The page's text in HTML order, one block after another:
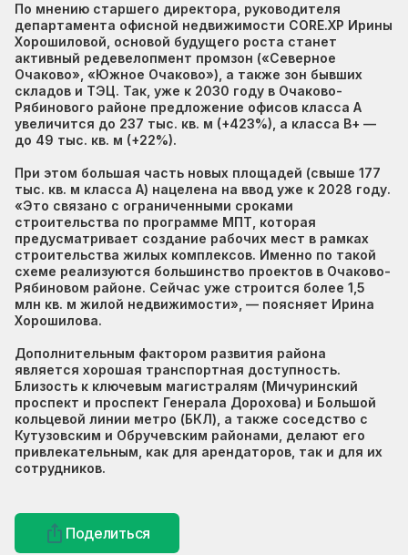
По мнению старшего директора, руководителя
департамента офисной недвижимости CORE.XP Ирины
Хорошиловой, основой будущего роста станет
активный редевелопмент промзон («Северное
Очаково», «Южное Очаково»), а также зон бывших
складов и ТЭЦ. Так, уже к 2030 году в Очаково-
Рябинового районе предложение офисов класса А
увеличится до 237 тыс. кв. м (+423%), а класса В+ —
до 49 тыс. кв. м (+22%).
При этом большая часть новых площадей (свыше 177
тыс. кв. м класса А) нацелена на ввод уже к 2028 году.
«Это связано с ограниченными сроками
строительства по программе МПТ, которая
предусматривает создание рабочих мест в рамках
строительства жилых комплексов. Именно по такой
схеме реализуются большинство проектов в Очаково-
Рябиновом районе. Сейчас уже строится более 1,5
млн кв. м жилой недвижимости», — поясняет Ирина
Хорошилова.
Дополнительным фактором развития района
является хорошая транспортная доступность.
Близость к ключевым магистралям (Мичуринский
проспект и проспект Генерала Дорохова) и Большой
кольцевой линии метро (БКЛ), а также соседство с
Кутузовским и Обручевским районами, делают его
привлекательным, как для арендаторов, так и для их
сотрудников.
Поделиться